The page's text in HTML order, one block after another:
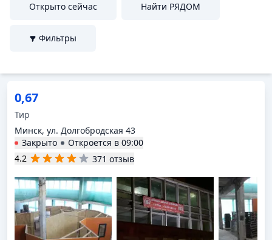
Открыто сейчас Найти РЯДОМ
Фильтры
0,67
Тир
Минск, ул. Долгобродская 43
Закрыто
Откроется в 09:00
4.2
371 отзыв